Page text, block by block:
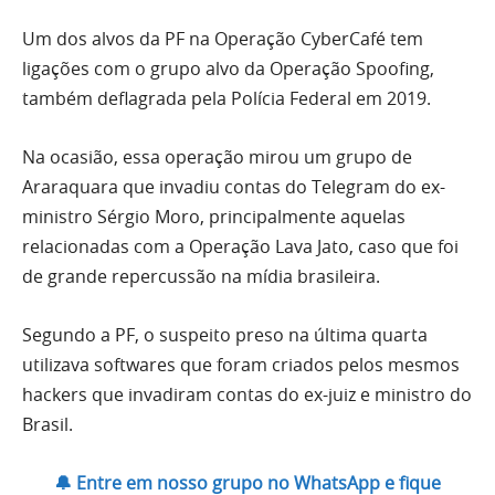
Um dos alvos da PF na Operação CyberCafé tem
ligações com o grupo alvo da Operação Spoofing,
também deflagrada pela Polícia Federal em 2019.
Na ocasião, essa operação mirou um grupo de
Araraquara que invadiu contas do Telegram do ex-
ministro Sérgio Moro, principalmente aquelas
relacionadas com a Operação Lava Jato, caso que foi
de grande repercussão na mídia brasileira.
Segundo a PF, o suspeito preso na última quarta
utilizava softwares que foram criados pelos mesmos
hackers que invadiram contas do ex-juiz e ministro do
Brasil.
🔔 Entre em nosso grupo no WhatsApp e fique